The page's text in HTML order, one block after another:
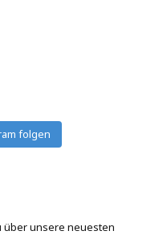
folgen
über unsere neuesten